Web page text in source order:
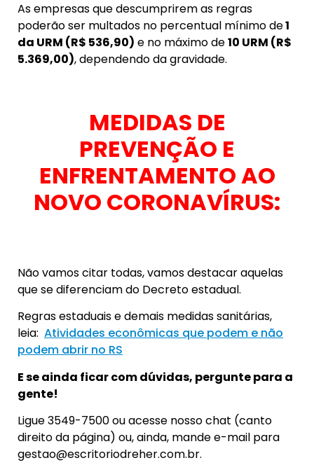
As empresas que descumprirem as regras
poderão ser multados no percentual mínimo de1
da URM (R$ 536,90) e no máximo de10 URM (R$
5.369,00), dependendo da gravidade.
MEDIDAS DE
PREVENÇÃO E
ENFRENTAMENTO AO
NOVO CORONAVÍRUS:
Não vamos citar todas, vamos destacar aquelas
que se diferenciam do Decreto estadual.
Regras estaduais e demais medidas sanitárias,
leia: Atividades econômicas que podem e não
podem abrir no RS
E se ainda ficar com dúvidas, pergunte para a
gente!
Ligue 3549-7500 ou acesse nosso chat (canto
direito da página) ou, ainda, mande e-mail para
gestao@escritoriodreher.com.br.